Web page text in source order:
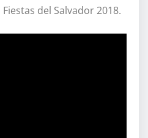
del Salvador 2018.